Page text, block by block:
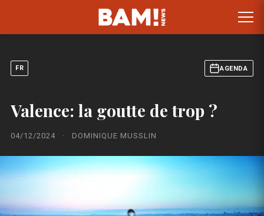
FR AGENDA
Valence: la goutte de trop ?
04/12/2024 · DOMINIQUE MUSSLIN